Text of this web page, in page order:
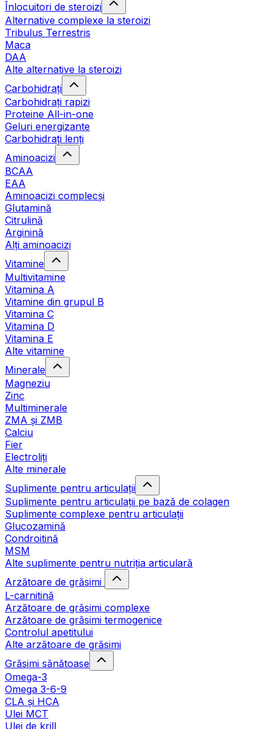
Înlocuitori de steroizi
Alternative complexe la steroizi
Tribulus Terrestris
Maca
DAA
Alte alternative la steroizi
Carbohidrați
Carbohidrați rapizi
Proteine All-in-one
Geluri energizante
Carbohidrați lenți
Aminoacizi
BCAA
EAA
Aminoacizi complecși
Glutamină
Citrulină
Arginină
Alți aminoacizi
Vitamine
Multivitamine
Vitamina A
Vitamine din grupul B
Vitamina C
Vitamina D
Vitamina E
Alte vitamine
Minerale
Magneziu
Zinc
Multiminerale
ZMA și ZMB
Calciu
Fier
Electroliți
Alte minerale
Suplimente pentru articulații
Suplimente pentru articulații pe bază de colagen
Suplimente complexe pentru articulații
Glucozamină
Condroitină
MSM
Alte suplimente pentru nutriția articulară
Arzătoare de grăsimi
L-carnitină
Arzătoare de grăsimi complexe
Arzătoare de grăsimi termogenice
Controlul apetitului
Alte arzătoare de grăsimi
Grăsimi sănătoase
Omega-3
Omega 3-6-9
CLA şi HCA
Ulei MCT
Ulei de krill